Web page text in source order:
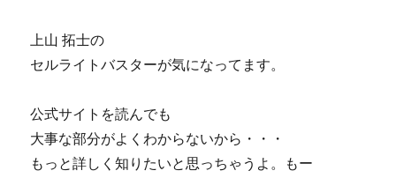
上山 拓士の
セルライトバスターが気になってます。
公式サイトを読んでも
大事な部分がよくわからないから・・・
もっと詳しく知りたいと思っちゃうよ。もー